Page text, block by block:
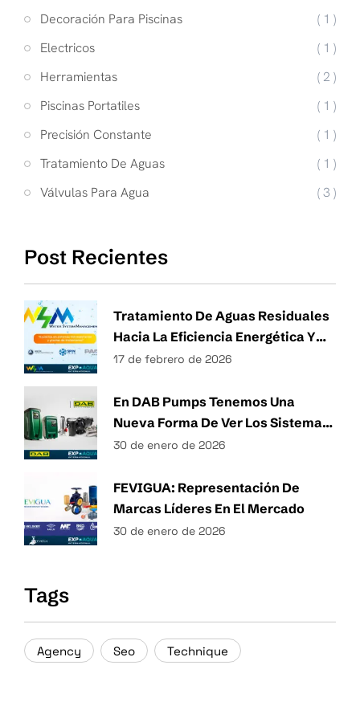
Decoración Para Piscinas
( 1 )
Electricos
( 1 )
Herramientas
( 2 )
Piscinas Portatiles
( 1 )
Precisión Constante
( 1 )
Tratamiento De Aguas
( 1 )
Válvulas Para Agua
( 3 )
Post Recientes
Tratamiento De Aguas Residuales
Hacia La Eficiencia Energética Y
Técnicas Sostenibles De Gestión
17 de febrero de 2026
En DAB Pumps Tenemos Una
Nueva Forma De Ver Los Sistemas
Hidráulicos.
30 de enero de 2026
FEVIGUA: Representación De
Marcas Líderes En El Mercado
30 de enero de 2026
Tags
Agency Seo Technique